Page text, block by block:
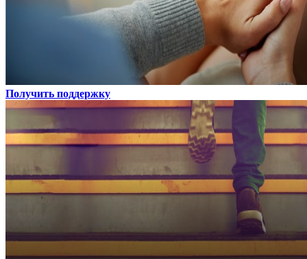
Получить поддержку